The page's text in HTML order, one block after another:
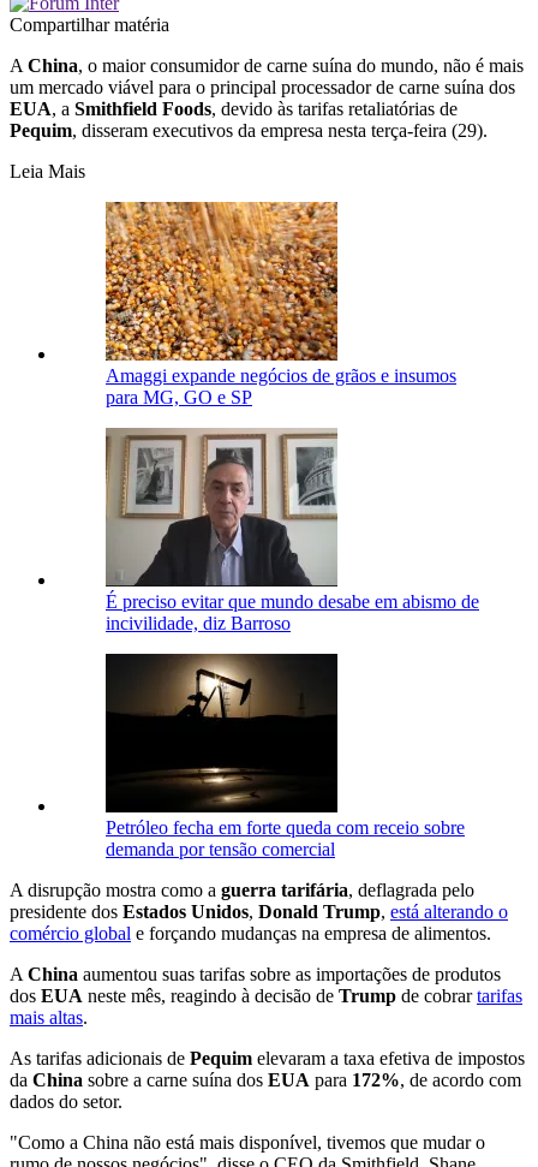
Compartilhar matéria
A China, o maior consumidor de carne suína do mundo, não é mais
um mercado viável para o principal processador de carne suína dos
EUA, a Smithfield Foods, devido às tarifas retaliatórias de
Pequim, disseram executivos da empresa nesta terça-feira (29).
Leia Mais
Amaggi expande negócios de grãos e insumos
para MG, GO e SP
É preciso evitar que mundo desabe em abismo de
incivilidade, diz Barroso
Petróleo fecha em forte queda com receio sobre
demanda por tensão comercial
A disrupção mostra como a guerra tarifária, deflagrada pelo
presidente dos Estados Unidos, Donald Trump, está alterando o
comércio global e forçando mudanças na empresa de alimentos.
A China aumentou suas tarifas sobre as importações de produtos
dos EUA neste mês, reagindo à decisão de Trump de cobrartarifas
mais altas.
As tarifas adicionais de Pequim elevaram a taxa efetiva de impostos
da China sobre a carne suína dos EUA para 172%, de acordo com
dados do setor.
"Como a China não está mais disponível, tivemos que mudar o